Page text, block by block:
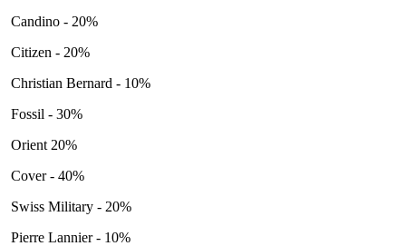
Candino - 20%
Citizen - 20%
Christian Bernard - 10%
Fossil - 30%
Orient 20%
Cover - 40%
Swiss Military - 20%
Pierre Lannier - 10%